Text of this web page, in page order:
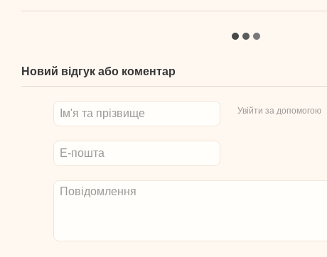
Новий відгук або коментар
Увійти за допомогою